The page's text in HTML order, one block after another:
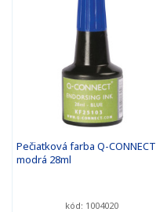
Pečiatková farba Q-CONNECT
modrá 28ml
kód: 1004020